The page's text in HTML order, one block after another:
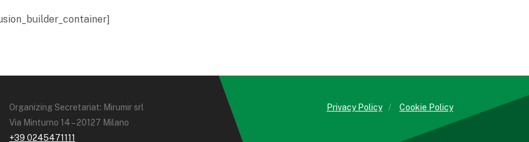
Organizing Secretariat: Mirumir srl
Via Minturno 14 – 20127 Milano
+39 0245471111
Privacy Policy / Cookie Policy